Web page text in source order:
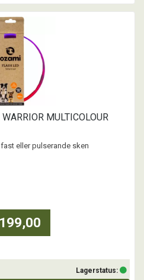
MULTICOLOUR
eller pulserande sken
...
Lagerstatus: